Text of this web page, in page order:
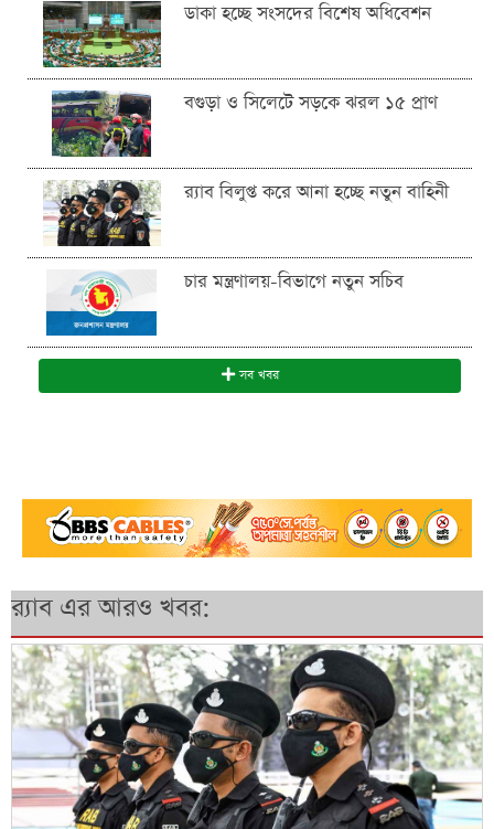
ডাকা হচ্ছে সংসদের বিশেষ অধিবেশন
বগুড়া ও সিলেটে সড়কে ঝরল ১৫ প্রাণ
র‍্যাব বিলুপ্ত করে আনা হচ্ছে নতুন বাহিনী
চার মন্ত্রণালয়-বিভাগে নতুন সচিব
সব খবর
র‍্যাব এর আরও খবর: